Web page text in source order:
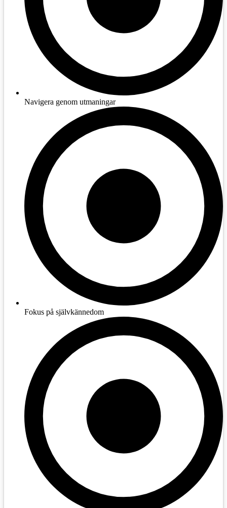
Navigera genom utmaningar
Fokus på självkännedom